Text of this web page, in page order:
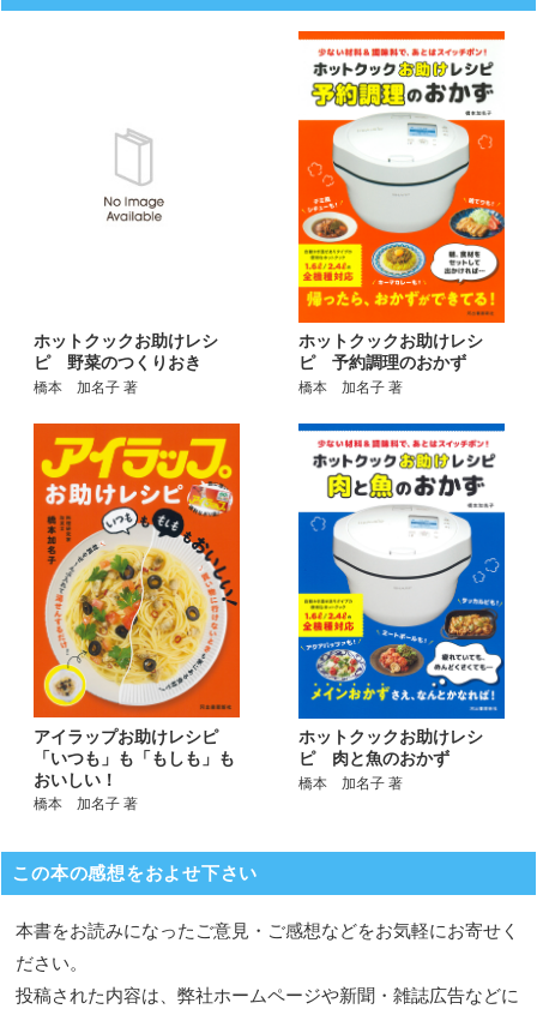
ホットクックお助けレシ
ピ 野菜のつくりおき
橋本 加名子 著
ホットクックお助けレシ
ピ 予約調理のおかず
橋本 加名子 著
アイラップお助けレシピ
「いつも」も「もしも」も
おいしい！
橋本 加名子 著
ホットクックお助けレシ
ピ 肉と魚のおかず
橋本 加名子 著
この本の感想をおよせ下さい
本書をお読みになったご意見・ご感想などをお気軽にお寄せく
ださい。
投稿された内容は、弊社ホームページや新聞・雑誌広告などに